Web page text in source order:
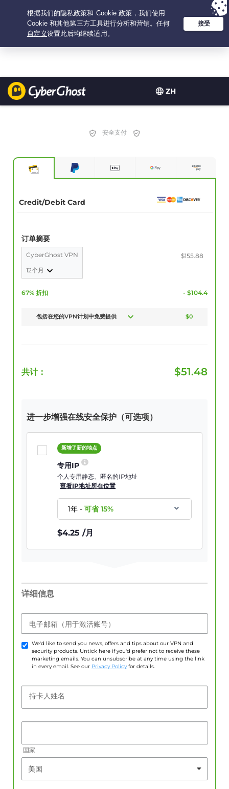
ZH
Your choice:The Best Dealfor 3.3333333333333-years at $2.23
/month
安全支付
Credit/Debit Card
订单摘要
CyberGhost VPN
12个月
$155.88
67% 折扣 - $104.4
包括在您的VPN计划中免费提供 $0
共计： $51.48
进一步增强在线安全保护（可选项）
新增了新的地点
专用IP
个人专用静态、匿名的IP地址
查看IP地址所在位置
1年-可省15%
$4.25 /月
详细信息
电子邮箱（用于激活账号）
We'd like to send you news, offers and tips about our VPN and
security products. Untick here if you'd prefer not to receive these
marketing emails. You can unsubscribe at any time using the link
in every email. See our Privacy Policy for details.
持卡人姓名
国家